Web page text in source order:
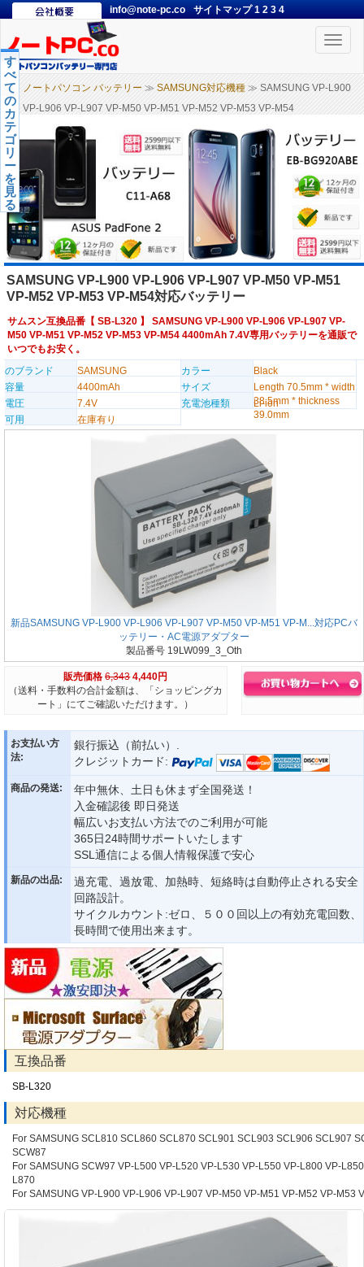
info@note-pc.co サイトマップ1 2 3 4
Toggle
ノートパソコン バッテリー ≫ SAMSUNG対応機種 ≫ SAMSUNG VP-L900
VP-L906 VP-L907 VP-M50 VP-M51 VP-M52 VP-M53 VP-M54
す
べ
て
の
カ
テ
ゴ
リ
ー
を
見
る
SAMSUNG VP-L900 VP-L906 VP-L907 VP-M50 VP-M51
VP-M52 VP-M53 VP-M54対応バッテリー
サムスン互換品番【 SB-L320 】 SAMSUNG VP-L900 VP-L906 VP-L907 VP-
M50 VP-M51 VP-M52 VP-M53 VP-M54 4400mAh 7.4V専用バッテリーを通販で
いつでもお安く。
のブランド
SAMSUNG カラー
Black
容量
4400mAh サイズ
Length 70.5mm * width
38.5mm * thickness
39.0mm
電圧 7.4V 充電池種類
Li-ion
可用
在庫有り
新品SAMSUNG VP-L900 VP-L906 VP-L907 VP-M50 VP-M51 VP-M...対応PCバ
ッテリー・AC電源アダプター
製品番号 19LW099_3_Oth
販売価格 6,343 4,440円
（送料・手数料の合計金額は、「ショッピングカ
ート」にてご確認いただけます。）
お支払い方
法:
銀行振込（前払い）.
クレジットカード:
商品の発送:
年中無休、土日も休まず全国発送！
入金確認後 即日発送
幅広いお支払い方法でのご利用が可能
365日24時間サポートいたします
SSL通信による個人情報保護で安心
新品の出品:
過充電、過放電、加熱時、短絡時は自動停止される安全
回路設計。
サイクルカウント:ゼロ、５００回以上の有効充電回数、
長時間で使用出来ます。
互換品番
SB-L320
対応機種
For SAMSUNG SCL810 SCL860 SCL870 SCL901 SCL903 SCL906 SCL907
SCW87
For SAMSUNG SCW97 VP-L500 VP-L520 VP-L530 VP-L550 VP-L800 VP-
L870
For SAMSUNG VP-L900 VP-L906 VP-L907 VP-M50 VP-M51 VP-M52 VP-M53